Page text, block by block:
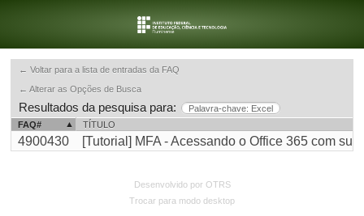
← Voltar para a lista de entradas da FAQ
← Alterar as Opções de Busca
Resultados da pesquisa para:
Palavra-chave: Excel
FAQ#
TÍTULO
4900430 [Tutorial] MFA - Acessando o Office 365 com
Desenvolvido por OTRS
Trocar para modo desktop